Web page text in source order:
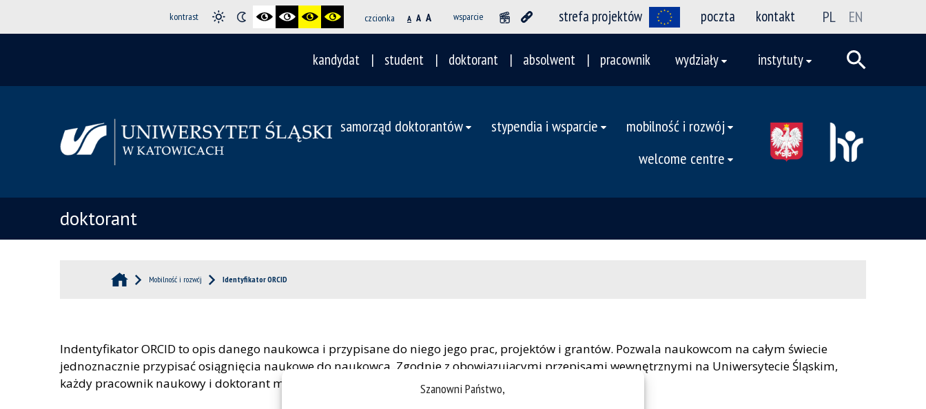
Szanowni Państwo,
kontrast czcionka A A A wsparcie strefa projektów poczta kontakt PL EN
kandydat student doktorant absolwent pracownik wydziały instytuty
samorząd doktorantów stypendia i wsparcie
mobilność i rozwój
welcome centre
doktorant
Mobilność i rozwój Identyfikator ORCID
Indentyfikator ORCID to opis danego naukowca i przypisane do niego jego prac, projektów i grantów. Pozwala naukowcom na całym świecie
jednoznacznie przypisać osiągnięcia naukowe do naukowca. Zgodnie z obowiązującymi przepisami wewnętrznymi na Uniwersytecie Śląskim,
każdy pracownik naukowy i doktorant ma posiadać identyfikator ORCID.